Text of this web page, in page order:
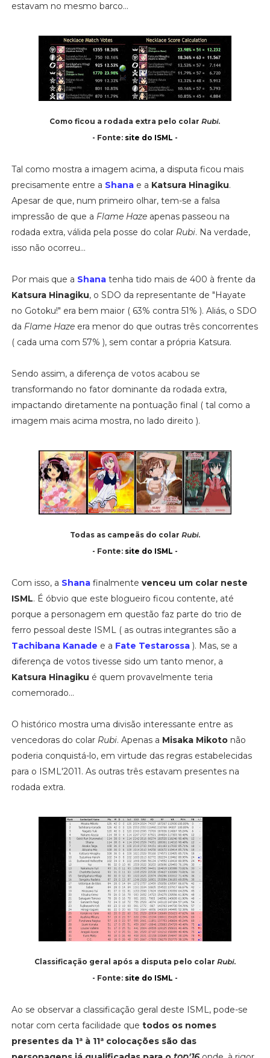
estavam no mesmo barco...
Como ficou a rodada extra pelo colarRubi.
- Fonte: site do ISML -
Tal como mostra a imagem acima, a disputa ficou mais
precisamente entre a Shanae a Katsura Hinagiku.
Apesar de que, num primeiro olhar, tem-se a falsa
impressão de que a Flame Hazeapenas passeou na
rodada extra, válida pela posse do colar Rubi. Na verdade,
isso não ocorreu...
Por mais que a Shanatenha tido mais de 400 à frente da
Katsura Hinagiku, o SDO da representante de "Hayate
no Gotoku!" era bem maior ( 63% contra 51% ). Aliás, o SDO
da Flame Hazeera menor do que outras três concorrentes
( cada uma com 57% ), sem contar a própria Katsura.
Sendo assim, a diferença de votos acabou se
transformando no fator dominante da rodada extra,
impactando diretamente na pontuação final ( tal como a
imagem mais acima mostra, no lado direito ).
Todas as campeãs do colar Rubi.
- Fonte: site do ISML -
Com isso, a Shanafinalmente venceu um colar neste
ISML. É óbvio que este blogueiro ficou contente, até
porque a personagem em questão faz parte do trio de
ferro pessoal deste ISML ( as outras integrantes são a
Tachibana Kanade e a Fate Testarossa). Mas, se a
diferença de votos tivesse sido um tanto menor, a
Katsura Hinagiku é quem provavelmente teria
comemorado...
O histórico mostra uma divisão interessante entre as
vencedoras do colar Rubi. Apenas a Misaka Mikotonão
poderia conquistá-lo, em virtude das regras estabelecidas
para o ISML'2011. As outras três estavam presentes na
rodada extra.
Classificação geral após a disputa pelo colar Rubi.
- Fonte: site do ISML -
Ao se observar a classificação geral deste ISML, pode-se
notar com certa facilidade que todos os nomes
presentes da 1ª à 11ª colocações são das